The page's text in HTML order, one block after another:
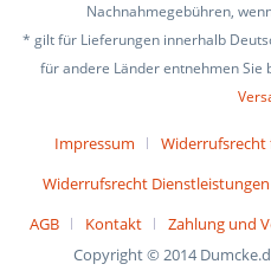
Nachnahmegebühren,
* gilt für Lieferungen innerhalb
für andere Länder entnehmen Sie
Impressum
Widerrufsrecht
Widerrufsrecht
AGB
Kontakt Zahlung und
Copyright © 2014